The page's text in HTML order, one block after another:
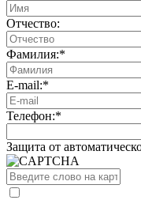
Отчество:
Фамилия:*
E-mail:*
Телефон:*
Защита от